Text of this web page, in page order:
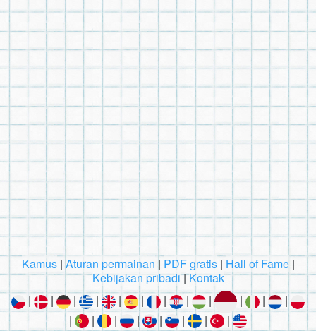
Kamus| Aturan permainan | PDF gratis| Hall of Fame|
Kebijakan pribadi|Kontak
|
| | | | | | | | | |
|
|
| | | | | | |